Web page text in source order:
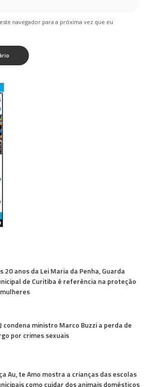
navegador para a próxima vez que eu
20 anos da Lei Maria da Penha, Guarda
de Curitiba é referência na proteção
condena ministro Marco Buzzi a perda de
por crimes sexuais
Au, te Amo mostra a crianças das escolas
como cuidar dos animais domésticos